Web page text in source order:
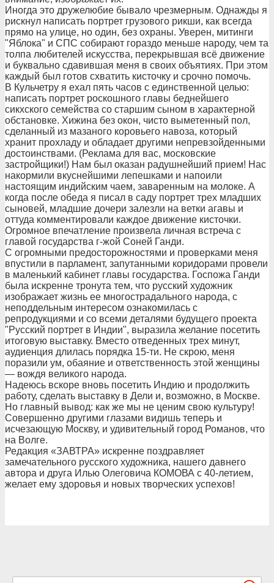
Иногда это дружелюбие бывало чрезмерным. Однажды я
рискнул написать портрет грузового рикши, как всегда
прямо на улице, но один, без охраны. Уверен, митинги
"Яблока" и СПС собирают гораздо меньше народу, чем та
толпа любителей искусства, перекрывшая всё движение
и буквально сдавившая меня в своих объятиях. При этом
каждый был готов схватить кисточку и срочно помочь.
В Кульчетру я ехал пять часов с единственной целью:
написать портрет роскошного главы беднейшего
сикхского семейства со старшим сыном в характерной
обстановке. Хижина без окон, чисто выметенный пол,
сделанный из мазаного коровьего навоза, который
хранит прохладу и обладает другими непревзойденными
достоинствами. (Реклама для вас, московские
застройщики!) Нам был оказан радушнейший прием! Нас
накормили вкуснейшими лепешками и напоили
настоящим индийским чаем, заваренным на молоке. А
когда после обеда я писал в саду портрет трех младших
сыновей, младшие дочери залезли на ветки агавы и
оттуда комментировали каждое движение кисточки.
Огромное впечатление произвела личная встреча с
главой государства г-жой Соней Ганди.
С огромными предосторожностями и проверками меня
впустили в парламент, запутанными коридорами провели
в маленький кабинет главы государства. Госпожа Ганди
была искренне тронута тем, что русский художник
изображает жизнь ее многострадального народа, с
неподдельным интересом ознакомилась с
репродукциями и со всеми деталями будущего проекта
"Русский портрет в Индии", выразила желание посетить
итоговую выставку. Вместо отведенных трех минут,
аудиенция длилась порядка 15-ти. Не скрою, меня
поразили ум, обаяние и ответственность этой женщины
— вождя великого народа.
Надеюсь вскоре вновь посетить Индию и продолжить
работу, сделать выставку в Дели и, возможно, в Москве.
Но главный вывод: как же мы не ценим свою культуру!
Совершенно другими глазами видишь теперь и
исчезающую Москву, и удивительный город Романов, что
на Волге.
Редакция «ЗАВТРА» искренне поздравляет
замечательного русского художника, нашего давнего
автора и друга Илью Олеговича КОМОВА с 40-летием,
желает ему здоровья и новых творческих успехов!